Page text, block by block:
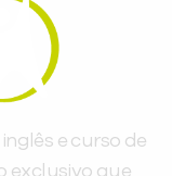
e curso de
exclusivo que